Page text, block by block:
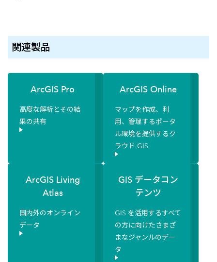
関連製品
ArcGIS Pro
高度な解析とその結
果の共有
ArcGIS Online
マップを作成、利
用、管理するポータ
ル環境を提供するク
ラウド GIS
ArcGIS Living
Atlas
国内外のオンライン
データ
GIS データコン
テンツ
GIS を活用するすべて
の方に向けたさまざ
まなジャンルのデー
タ